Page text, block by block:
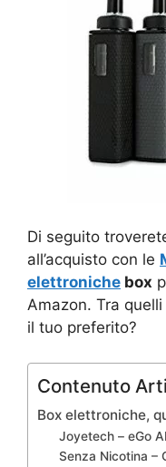
Di seguito
all’acquisto con le
elettroniche box
Amazon. Tra
il tuo preferito?
Contenuto
Box elettroniche,
Joyetech – eGo
Senza Nicotina –